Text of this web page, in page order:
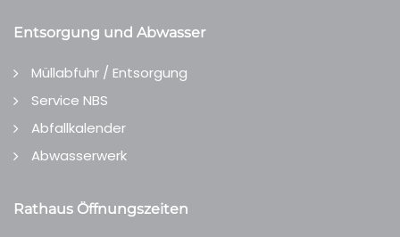
Entsorgung und Abwasser
Müllabfuhr / Entsorgung
Service NBS
Abfallkalender
Abwasserwerk
Rathaus Öffnungszeiten